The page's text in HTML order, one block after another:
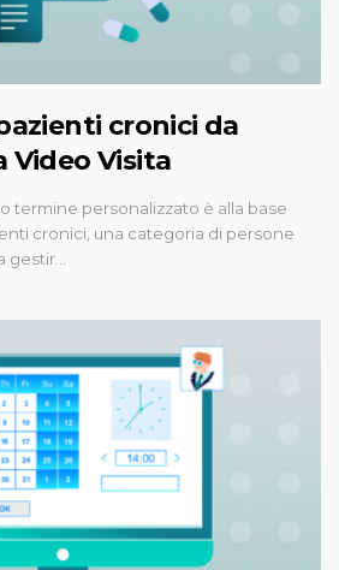
cronici da
Video Visita
termine personalizzato è alla base
cronici, una categoria di persone